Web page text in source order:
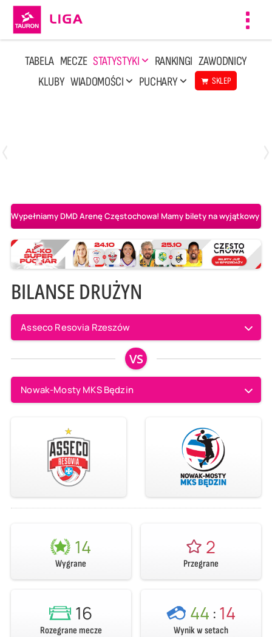
TABELA MECZE STATYSTYKI RANKINGI ZAWODNICY
KLUBY WIADOMOŚCI PUCHARY SKLEP
Wypełniamy DMD Arenę Częstochowa! Mamy bilety na wyjątkowy
BILANSE DRUŻYN
Asseco Resovia Rzeszów
VS
Nowak-Mosty MKS Będzin
14
Wygrane
2
Przegrane
16
Rozegrane mecze
44 :14
Wynik w setach